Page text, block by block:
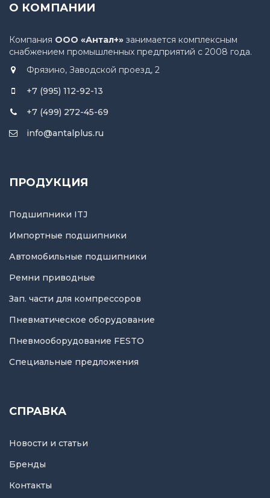
О КОМПАНИИ
Компания ООО «Антал+» занимается комплексным
снабжением промышленных предприятий с 2008 года.
Фрязино, Заводской проезд, 2
+7 (995) 112-92-13
+7 (499) 272-45-69
info@antalplus.ru
ПРОДУКЦИЯ
Подшипники ITJ
Импортные подшипники
Автомобильные подшипники
Ремни приводные
Зап. части для компрессоров
Пневматическое оборудование
Пневмооборудование FESTO
Специальные предложения
СПРАВКА
Новости и статьи
Бренды
Контакты